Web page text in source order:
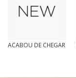
ACABOU DE CHEGAR